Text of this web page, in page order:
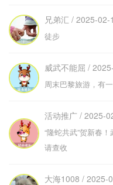
兄弟汇 / 2025-02-
徒步
威武不能屈 /
周末巴黎旅游，有
活动推广 / 2025-
“隆蛇共武”贺新春
请查收
大海1008 / 2025-